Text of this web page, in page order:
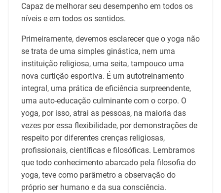
Capaz de melhorar seu desempenho em todos os
níveis e em todos os sentidos.
Primeiramente, devemos esclarecer que o yoga não
se trata de uma simples ginástica, nem uma
instituição religiosa, uma seita, tampouco uma
nova curtição esportiva. É um autotreinamento
integral, uma prática de eficiência surpreendente,
uma auto-educação culminante com o corpo. O
yoga, por isso, atrai as pessoas, na maioria das
vezes por essa flexibilidade, por demonstrações de
respeito por diferentes crenças religiosas,
profissionais, científicas e filosóficas. Lembramos
que todo conhecimento abarcado pela filosofia do
yoga, teve como parâmetro a observação do
próprio ser humano e da sua consciência.